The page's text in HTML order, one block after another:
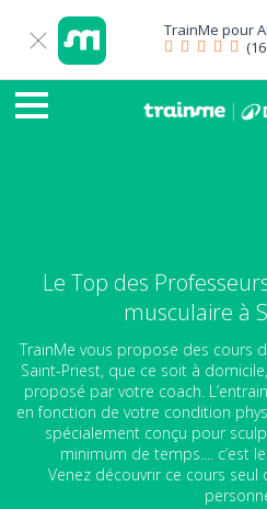
TrainMe pour
Le Top des
musculaire à
TrainMe vous propose des cours
Saint-Priest, que ce soit à
proposé par votre coach.
en fonction de votre condition
spécialement conçu pour
minimum de temps.... c’est
Venez découvrir ce cours seul